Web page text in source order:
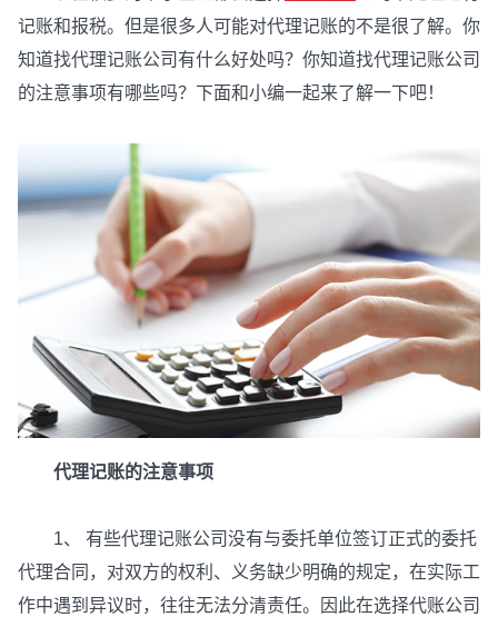
记账和报税。但是很多人可能对代理记账的不是很了解。你
知道找代理记账公司有什么好处吗？你知道找代理记账公司
的注意事项有哪些吗？下面和小编一起来了解一下吧！
代理记账的注意事项
1、 有些代理记账公司没有与委托单位签订正式的委托
代理合同，对双方的权利、义务缺少明确的规定，在实际工
作中遇到异议时，往往无法分清责任。因此在选择代账公司